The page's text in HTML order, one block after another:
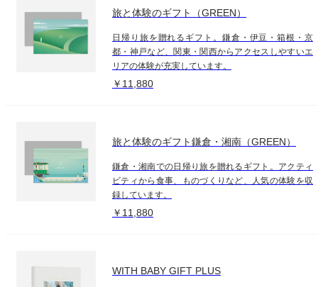
旅と体験のギフト（GREEN）
日帰り旅を贈れるギフト。鎌倉・伊豆・箱根・京
都・神戸など、関東・関西からアクセスしやすいエ
リアの体験が充実しています。
￥11,880
旅と体験のギフト鎌倉・湘南（GREEN）
鎌倉・湘南での日帰り旅を贈れるギフト。アクティ
ビティから食事、ものづくりなど、人気の体験を収
録しています。
￥11,880
WITH BABY GIFT PLUS